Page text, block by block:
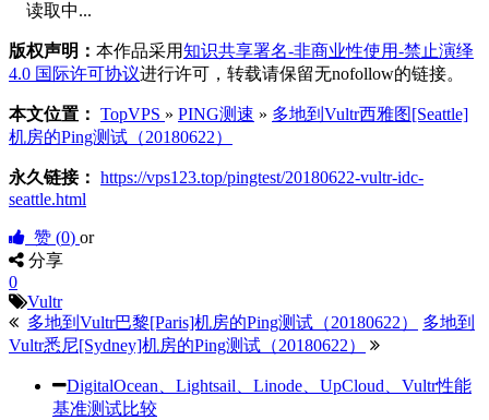
读取中...
版权声明： 本作品采用知识共享署名-非商业性使用-禁止演绎
4.0 国际许可协议进行许可，转载请保留无nofollow的链接。
本文位置： TopVPS » PING测速 » 多地到Vultr西雅图[Seattle]
机房的Ping测试（20180622）
永久链接： https://vps123.top/pingtest/20180622-vultr-idc-
seattle.html
赞 (0) or
分享
0
Vultr
多地到Vultr巴黎[Paris]机房的Ping测试（20180622）
多地到
Vultr悉尼[Sydney]机房的Ping测试（20180622）
DigitalOcean、Lightsail、Linode、UpCloud、Vultr性能
基准测试比较